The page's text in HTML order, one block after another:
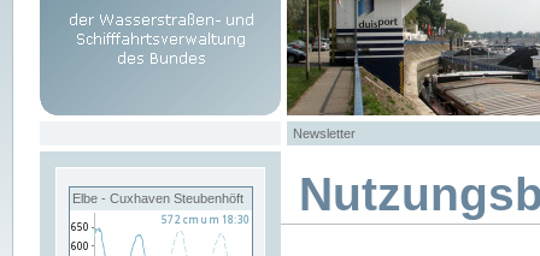
Newsletter
Elbe - Cuxhaven Steubenhöft